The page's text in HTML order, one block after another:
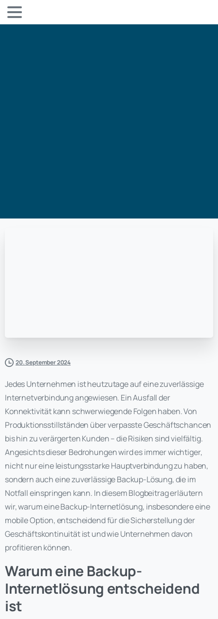
20. September 2024
Jedes Unternehmen ist heutzutage auf eine zuverlässige
Internetverbindung angewiesen. Ein Ausfall der
Konnektivität kann schwerwiegende Folgen haben. Von
Produktionsstillständen über verpasste Geschäftschancen
bis hin zu verärgerten Kunden – die Risiken sind vielfältig.
Angesichts dieser Bedrohungen wird es immer wichtiger,
nicht nur eine leistungsstarke Hauptverbindung zu haben,
sondern auch eine zuverlässige Backup-Lösung, die im
Notfall einspringen kann. In diesem Blogbeitrag erläutern
wir, warum eine Backup-Internetlösung, insbesondere eine
mobile Option, entscheidend für die Sicherstellung der
Geschäftskontinuität ist und wie Unternehmen davon
profitieren können.
Warum eine Backup-
Internetlösung entscheidend
ist